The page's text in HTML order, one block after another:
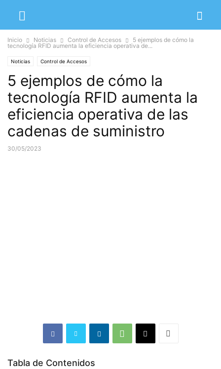
Inicio Noticias Control de Accesos
5 ejemplos de cómo la
tecnología RFID aumenta la eficiencia operativa de...
Noticias Control de Accesos
5 ejemplos de cómo la
tecnología RFID aumenta la
eficiencia operativa de las
cadenas de suministro
30/05/2023
Tabla de Contenidos